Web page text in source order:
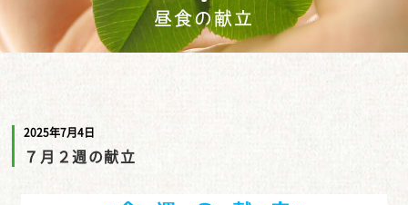
昼食の献立
2025年7月4日
７月２週の献立